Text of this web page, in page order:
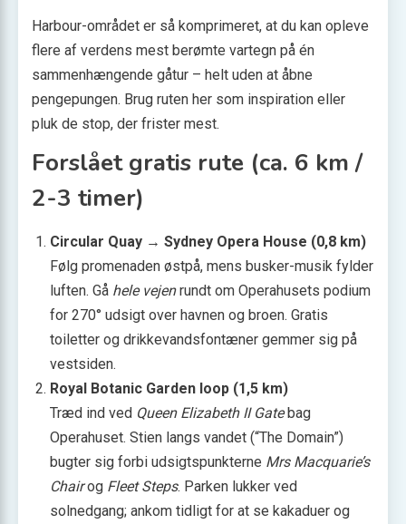
Harbour-området er så komprimeret, at du kan opleve
flere af verdens mest berømte vartegn på én
sammenhængende gåtur – helt uden at åbne
pengepungen. Brug ruten her som inspiration eller
pluk de stop, der frister mest.
Forslået gratis rute (ca. 6 km /
2-3 timer)
Circular Quay → Sydney Opera House (0,8 km)
Følg promenaden østpå, mens busker-musik fylder
luften. Gå hele vejenrundt om Operahusets podium
for 270° udsigt over havnen og broen. Gratis
toiletter og drikkevandsfontæner gemmer sig på
vestsiden.
Royal Botanic Garden loop (1,5 km)
Træd ind ved Queen Elizabeth II Gatebag
Operahuset. Stien langs vandet (“The Domain”)
bugter sig forbi udsigtspunkterne Mrs Macquarie’s
Chairog Fleet Steps. Parken lukker ved
solnedgang; ankom tidligt for at se kakaduer og